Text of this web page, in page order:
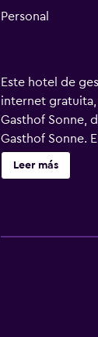
Personal
Este hotel de
internet gratuita,
Gasthof Sonne,
Gasthof Sonne.
se encuentra
en Fridingen. El
Leer más